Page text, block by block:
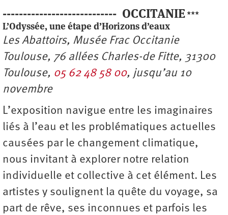
---------------------------- OCCITANIE***
L’Odyssée, une étape d’Horizons d’eaux
Les Abattoirs, Musée Frac Occitanie
Toulouse, 76 allées Charles-de Fitte, 31300
Toulouse, 05 62 48 58 00, jusqu’au 10
novembre
L’exposition navigue entre les imaginaires
liés à l’eau et les problématiques actuelles
causées par le changement climatique,
nous invitant à explorer notre relation
individuelle et collective à cet élément. Les
artistes y soulignent la quête du voyage, sa
part de rêve, ses inconnues et parfois les